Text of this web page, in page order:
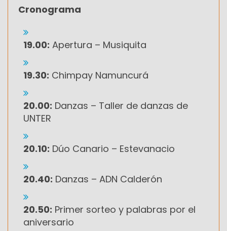
Cronograma
19.00: Apertura – Musiquita
19.30: Chimpay Namuncurá
20.00: Danzas – Taller de danzas de
UNTER
20.10: Dúo Canario – Estevanacio
20.40: Danzas – ADN Calderón
20.50: Primer sorteo y palabras por el
aniversario